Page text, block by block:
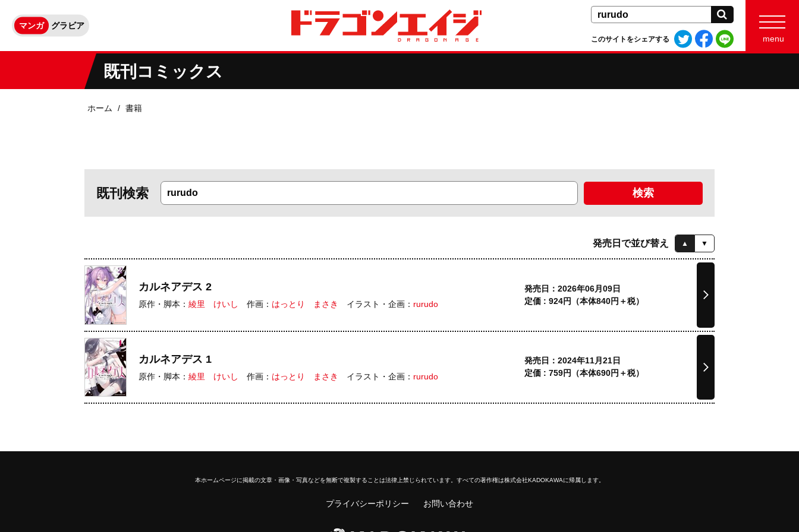
マンガ グラビア
このサイトをシェアする
Twitter
で
Facebook
で
LINE
menu
既刊コミックス
ホーム 書籍
既刊検索
発売日で並び替え ▲ ▼
カルネアデス 2
原作・脚本： 綾里 けいし 作画： はっとり まさき イラスト・企画： rurudo
発売日：2026年06月09日
定価 : 924円（本体840円＋税）
カルネアデス 1
原作・脚本： 綾里 けいし 作画： はっとり まさき イラスト・企画： rurudo
発売日：2024年11月21日
定価 : 759円（本体690円＋税）
本ホームページに掲載の文章・画像・写真などを無断で複製することは法律上禁じられています。 すべての著作権は株式会社KADOKAWAに帰属します。
プライバシーポリシー お問い合わせ